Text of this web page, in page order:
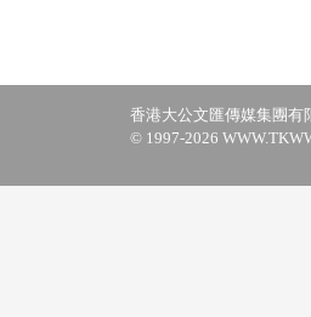
香港大公文匯傳媒集團有
© 1997-2026